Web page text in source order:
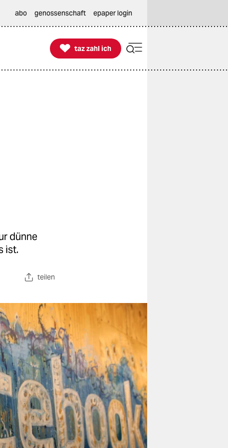
abo genossenschaft epaper login

taz zahl ich
taz zahl ich
dünne
ist.
teilen